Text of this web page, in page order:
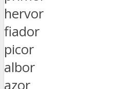
hervor
fiador
picor
albor
azor